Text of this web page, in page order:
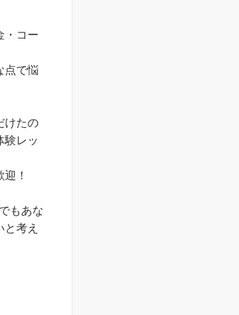
・コー
点で悩
けたの
験レッ
！
もあな
考え